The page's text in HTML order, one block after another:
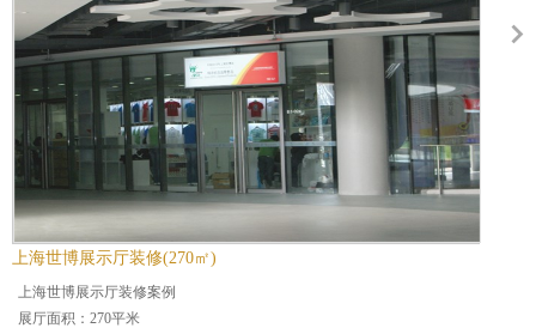
上海世博展示厅装修(270㎡)
上海世博展示厅装修案例
展厅面积：270平米